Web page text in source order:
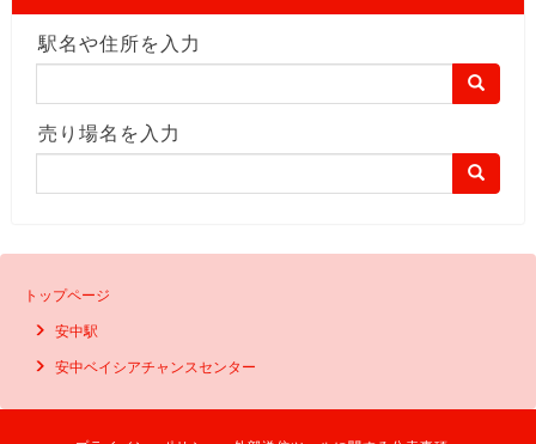
駅名や住所を入力
売り場名を入力
トップページ
安中駅
安中ベイシアチャンスセンター